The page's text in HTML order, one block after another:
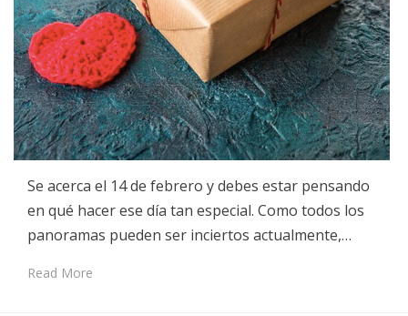
Se acerca el 14 de febrero y debes estar pensando
en qué hacer ese día tan especial. Como todos los
panoramas pueden ser inciertos actualmente,…
Read More